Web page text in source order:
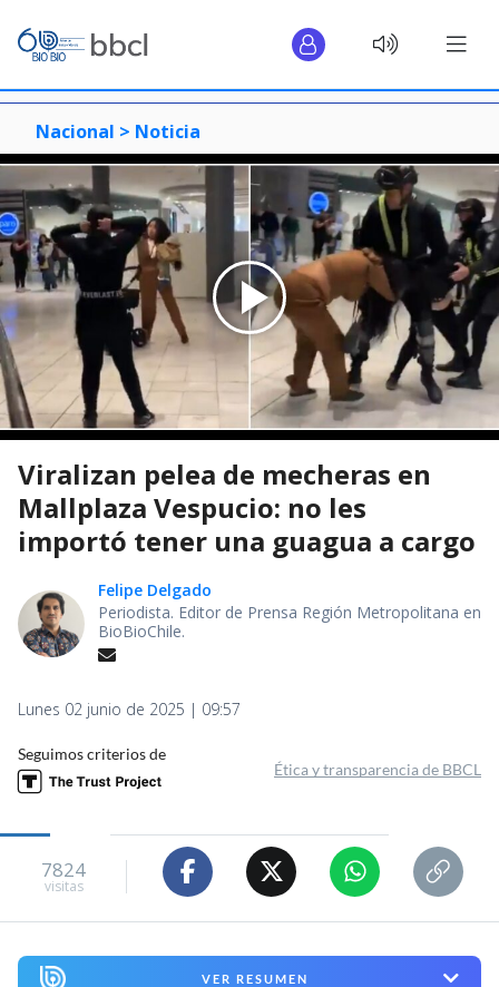
Nacional > Noticia
Viralizan pelea de mecheras en
Mallplaza Vespucio: no les
importó tener una guagua a cargo
Felipe Delgado
Periodista. Editor de Prensa Región Metropolitana en
BioBioChile.
Lunes 02 junio de 2025 | 09:57
Seguimos criterios de
Ética y transparencia de BBCL
7824
visitas
VER RESUMEN